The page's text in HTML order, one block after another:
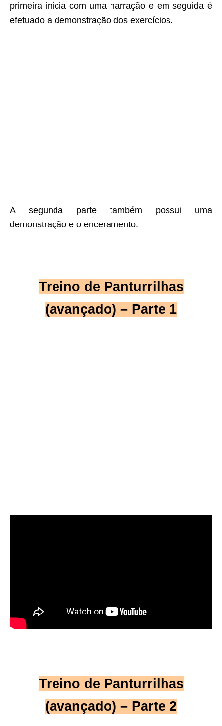
primeira inicia com uma narração e em seguida é
efetuado a demonstração dos exercícios.
A segunda parte também possui uma
demonstração e o enceramento.
Treino de Panturrilhas
(avançado) – Parte 1
Treino de Panturrilhas
(avançado) – Parte 2